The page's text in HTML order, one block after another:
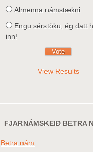
Almenna námstækni
Engu sérstöku, ég datt
inn!
View Results
FJARNÁMSKEIÐ BETRA
Betra nám